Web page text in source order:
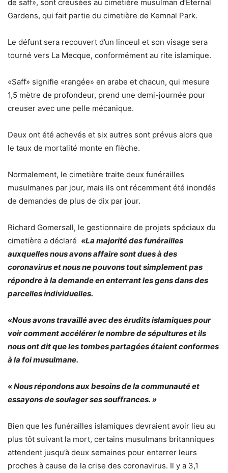
de saff», sont creusées au cimetière musulman d’Eternal
Gardens, qui fait partie du cimetière de Kemnal Park.
Le défunt sera recouvert d’un linceul et son visage sera
tourné vers La Mecque, conformément au rite islamique.
«Saff» signifie «rangée» en arabe et chacun, qui mesure
1,5 mètre de profondeur, prend une demi-journée pour
creuser avec une pelle mécanique.
Deux ont été achevés et six autres sont prévus alors que
le taux de mortalité monte en flèche.
Normalement, le cimetière traite deux funérailles
musulmanes par jour, mais ils ont récemment été inondés
de demandes de plus de dix par jour.
Richard Gomersall, le gestionnaire de projets spéciaux du
cimetière a déclaré «La majorité des funérailles
auxquelles nous avons affaire sont dues à des
coronavirus et nous ne pouvons tout simplement pas
répondre à la demande en enterrant les gens dans des
parcelles individuelles.
«Nous avons travaillé avec des érudits islamiques pour
voir comment accélérer le nombre de sépultures et ils
nous ont dit que les tombes partagées étaient conformes
à la foi musulmane.
« Nous répondons aux besoins de la communauté et
essayons de soulager ses souffrances. »
Bien que les funérailles islamiques devraient avoir lieu au
plus tôt suivant la mort, certains musulmans britanniques
attendent jusqu’à deux semaines pour enterrer leurs
proches à cause de la crise des coronavirus. Il y a 3,1